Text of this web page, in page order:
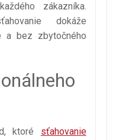
zákazníka.
dokáže
a bez zbytočného
ktoré sťahovanie